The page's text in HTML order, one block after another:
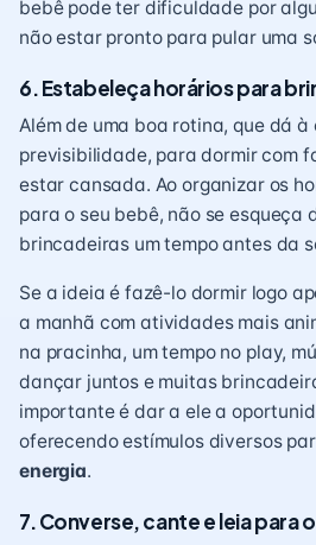
bebê pode ter dificuldade por
não estar pronto para pular uma
6. Estabeleça horários para
Além de uma boa rotina, que dá
previsibilidade, para dormir com
estar cansada. Ao organizar os
para o seu bebê, não se esqueça
brincadeiras um tempo antes da
Se a ideia é fazê-lo dormir logo
a manhã com atividades mais
na pracinha, um tempo no play,
dançar juntos e muitas
importante é dar a ele a
oferecendo estímulos diversos
energia.
7. Converse, cante e leia para